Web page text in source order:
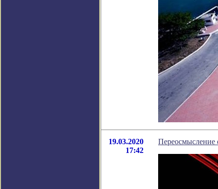
19.03.2020
17:42